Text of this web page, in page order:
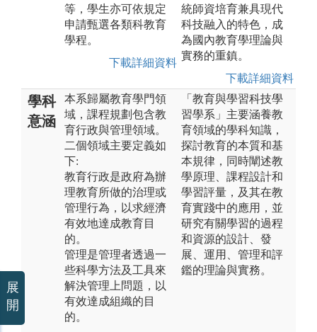
等，學生亦可依規定
申請甄選各類科教育
學程。
下載詳細資料
統師資培育兼具現代
科技融入的特色，成
為國內教育學理論與
實務的重鎮。
下載詳細資料
學科
意涵
本系歸屬教育學門領
域，課程規劃包含教
育行政與管理領域。
二個領域主要定義如
下:
教育行政是政府為辦
理教育所做的治理或
管理行為，以求經濟
有效地達成教育目
的。
管理是管理者透過一
些科學方法及工具來
解決管理上問題，以
有效達成組織的目
的。
「教育與學習科技學
習學系」主要涵養教
育領域的學科知識，
探討教育的本質和基
本規律，同時闡述教
學原理、課程設計和
學習評量，及其在教
育實踐中的應用，並
研究有關學習的過程
和資源的設計、發
展、運用、管理和評
鑑的理論與實務。
展
開